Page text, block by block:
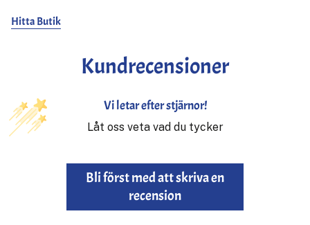
Hitta Butik
Kundrecensioner
Vi letar efter stjärnor!
Låt oss veta vad du tycker
Bli först med att skriva en
recension